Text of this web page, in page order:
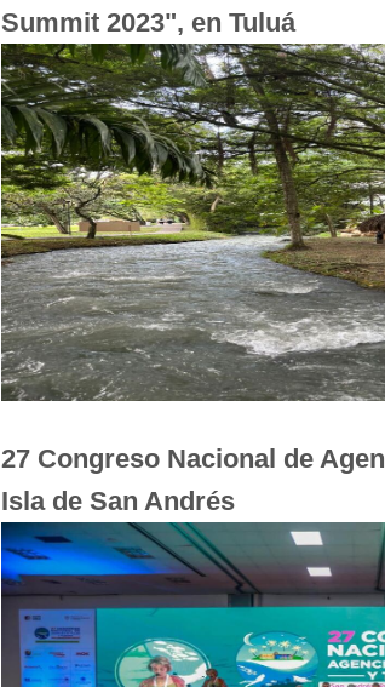
Summit 2023", en Tuluá
27 Congreso Nacional de
Isla de San Andrés